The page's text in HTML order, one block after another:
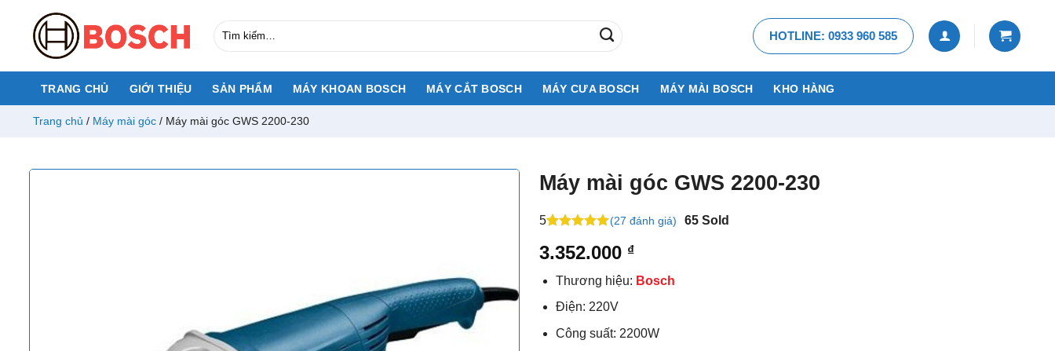
kiếm:
HOTLINE: 0933 960 585
TRANG CHỦ GIỚI THIỆU SẢN PHẨM MÁY KHOAN BOSCH MÁY CẮT BOSCH MÁY CƯA BOSCH MÁY MÀI BOSCH KHO HÀNG
Trang chủ / Máy mài góc / Máy mài góc GWS 2200-230
Máy mài góc GWS 2200-230
5
dựa trên
đánh giá
(27 đánh giá) 65 Sold
3.352.000 ₫
Thương hiệu: Bosch
Điện: 220V
Công suất: 2200W